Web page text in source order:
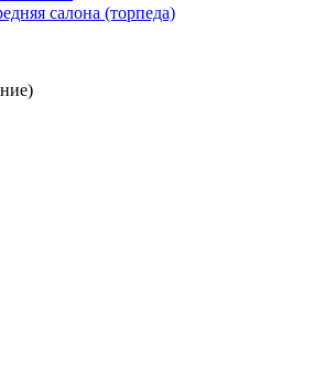
салона (торпеда)